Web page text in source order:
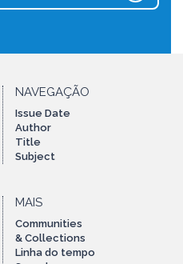
NAVEGAÇÃO
Issue Date
Author
Title
Subject
MAIS
Communities
& Collections
Linha do tempo